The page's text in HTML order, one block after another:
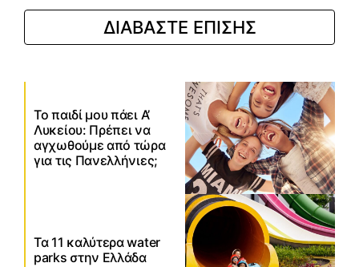
ΔΙΑΒΑΣΤΕ ΕΠΙΣΗΣ
Το παιδί μου πάει Α’
Λυκείου: Πρέπει να
αγχωθούμε από τώρα
για τις Πανελλήνιες;
Τα 11 καλύτερα water
parks στην Ελλάδα